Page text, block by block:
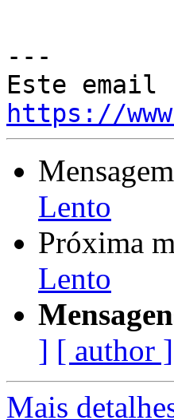
---
https://
Lento
Próxima
Lento
] [ author ]
Mais